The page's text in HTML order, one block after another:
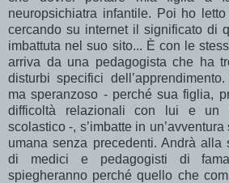
neuropsichiatra infantile. Poi ho
cercando su internet il significato di
imbattuta nel suo sito... È con le
arriva da una pedagogista che ha
disturbi specifici
ma speranzoso - perché sua figlia,
difficoltà relazionali con lui e un
scolastico -, s’imbatte in
umana senza precedenti. Andrà alla
di medici e pedagogisti di
spiegheranno perché quello che